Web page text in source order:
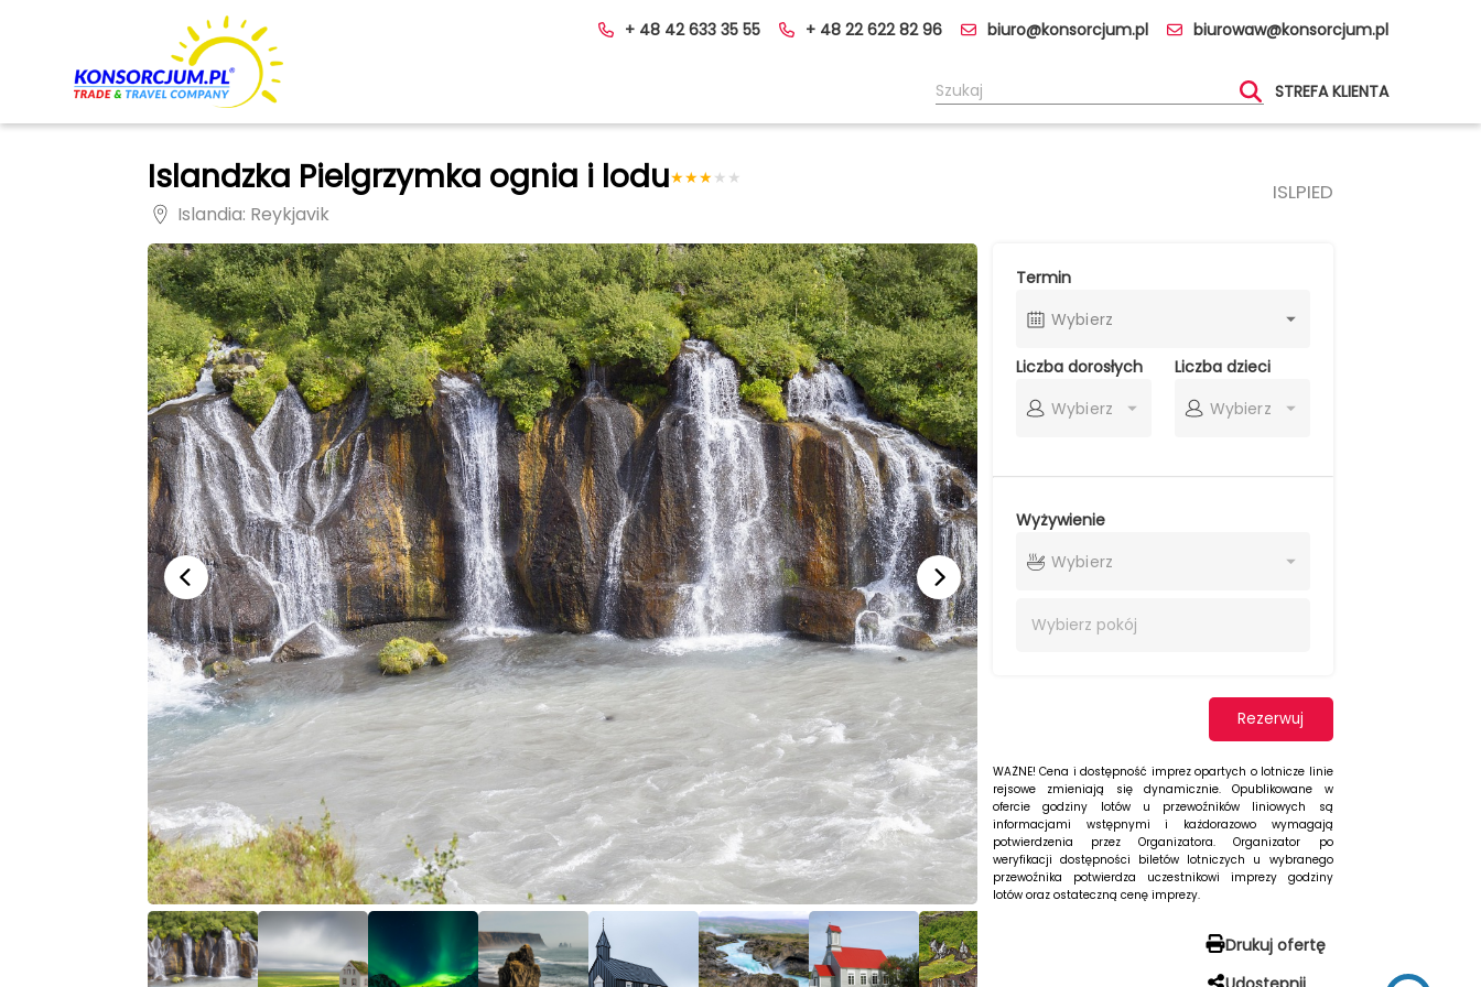
+ 48 42 633 35 55 + 48 22 622 82 96 biuro@konsorcjum.pl biurowaw@konsorcjum.pl
STREFA KLIENTA
Islandzka Pielgrzymka ognia i lodu ★
★
★
★
★
Islandia: Reykjavik
ISLPIED
Termin
Wybierz
Liczba dorosłych
Wybierz
Liczba dzieci
Wybierz
Wyżywienie
Wybierz
Wybierz pokój
Rezerwuj
WAŻNE! Cena i dostępność imprez opartych o lotnicze linie
rejsowe zmieniają się dynamicznie. Opublikowane w
ofercie godziny lotów u przewoźników liniowych są
informacjami wstępnymi i każdorazowo wymagają
potwierdzenia przez Organizatora. Organizator po
weryfikacji dostępności biletów lotniczych u wybranego
przewoźnika potwierdza uczestnikowi imprezy godziny
lotów oraz ostateczną cenę imprezy.
Drukuj ofertę